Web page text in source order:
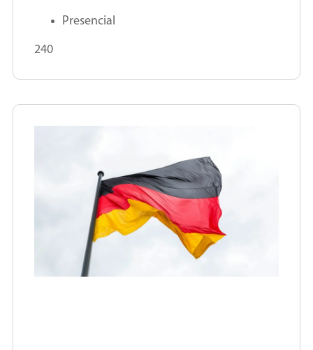
Presencial
240